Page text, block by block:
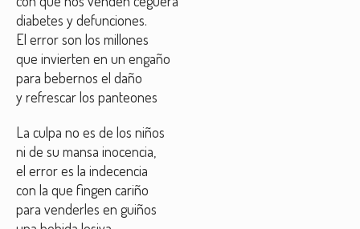
diabetes y defunciones.
El error son los millones
que invierten en un engaño
para bebernos el daño
y refrescar los panteones
La culpa no es de los niños
ni de su mansa inocencia,
el error es la indecencia
con la que fingen cariño
para venderles en guiños